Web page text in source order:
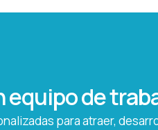
de
para atraer,